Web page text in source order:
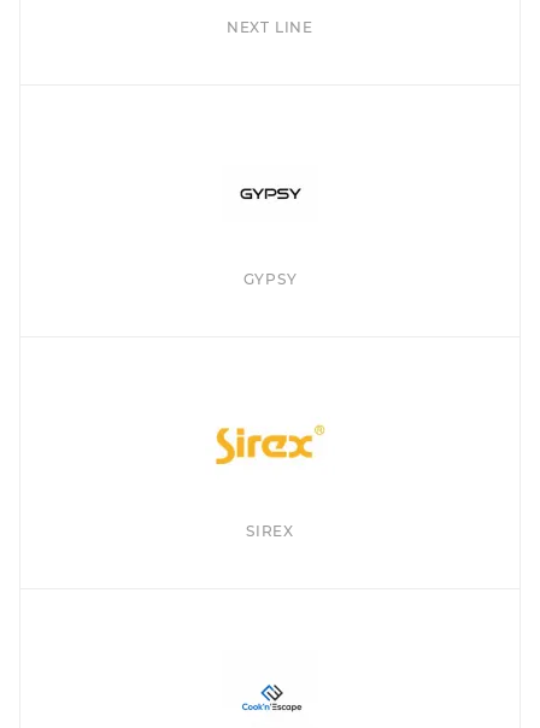
NEXT LINE
GYPSY
SIREX